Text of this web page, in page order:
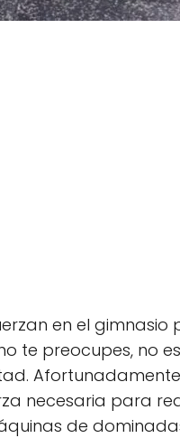
en el gimnasio
te preocupes, no
necesaria para
de